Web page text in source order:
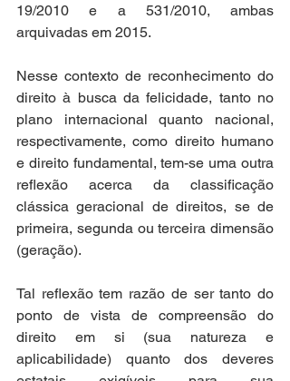
19/2010 e a 531/2010, ambas
arquivadas em 2015.
Nesse contexto de reconhecimento do
direito à busca da felicidade, tanto no
plano internacional quanto nacional,
respectivamente, como direito humano
e direito fundamental, tem-se uma outra
reflexão acerca da classificação
clássica geracional de direitos, se de
primeira, segunda ou terceira dimensão
(geração).
Tal reflexão tem razão de ser tanto do
ponto de vista de compreensão do
direito em si (sua natureza e
aplicabilidade) quanto dos deveres